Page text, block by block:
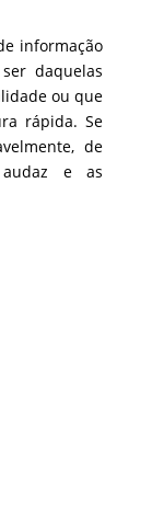
informação
daquelas
ou que
rápida. Se
de
audaz e as